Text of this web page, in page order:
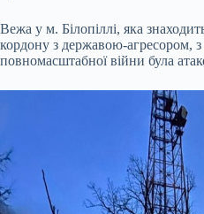
Вежа у м. Білопіллі, яка
кордону з державою-агресором,
повномасштабної війни була